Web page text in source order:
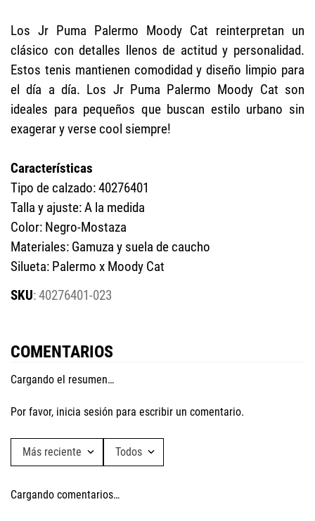
Los Jr Puma Palermo Moody Cat reinterpretan un
clásico con detalles llenos de actitud y personalidad.
Estos tenis mantienen comodidad y diseño limpio para
el día a día. Los Jr Puma Palermo Moody Cat son
ideales para pequeños que buscan estilo urbano sin
exagerar y verse cool siempre!
Características
Tipo de calzado: 40276401
Talla y ajuste: A la medida
Color: Negro-Mostaza
Materiales: Gamuza y suela de caucho
Silueta: Palermo x Moody Cat
:40276401-023
COMENTARIOS
Cargando el resumen…
Por favor, inicia sesión para escribir un comentario.
Más reciente Todos
Cargando comentarios…